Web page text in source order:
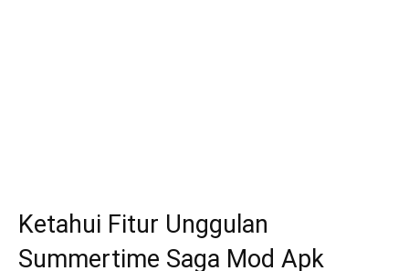
Ketahui Fitur Unggulan
Summertime Saga Mod Apk